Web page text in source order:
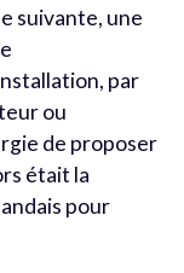
suivante, une
par
ou
de proposer
était la
pour